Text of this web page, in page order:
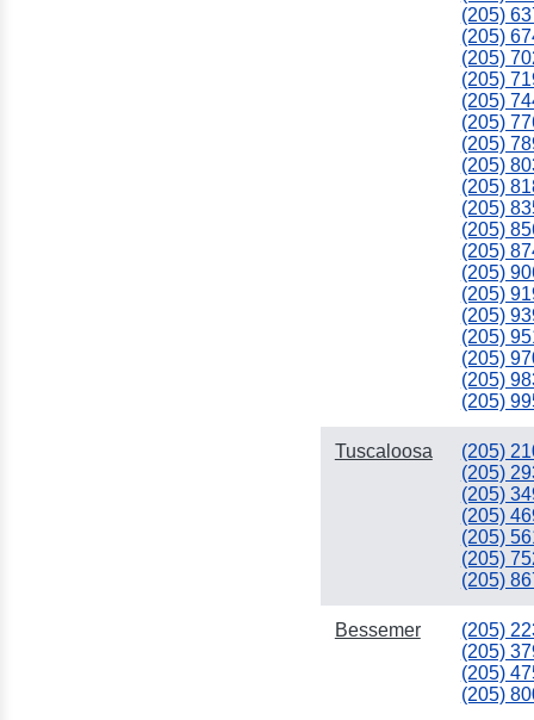
(205)
(205)
(205)
(205)
(205)
(205)
(205)
(205)
(205)
(205)
(205)
(205)
(205)
(205)
(205)
(205)
(205)
(205)
(205)
Tuscaloosa (205)
(205)
(205)
(205)
(205)
(205)
(205)
Bessemer (205)
(205)
(205)
(205)